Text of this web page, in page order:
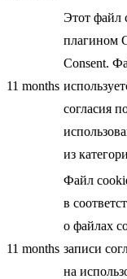
11 months
Этот файл
плагином
Consent.
согласия
из
11 months
Файл
в
о файлах
записи
на